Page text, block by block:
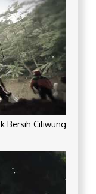
Bersih Ciliwung